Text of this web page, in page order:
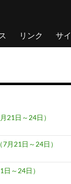
リンク サ
21日～24日）
月21日～24日）
～24日）